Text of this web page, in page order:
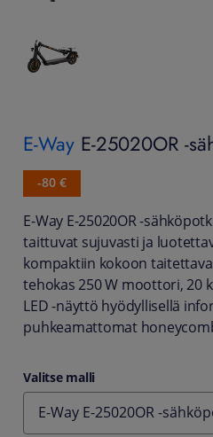
E-Way E-25020OR -
-80 €
E-Way E-25020OR -
taittuvat sujuvasti ja
kompaktiin kokoon
tehokas 250 W moottori, 20
LED -näyttö hyödyllisellä
puhkeamattomat
Valitse malli
E-Way E-25020OR -